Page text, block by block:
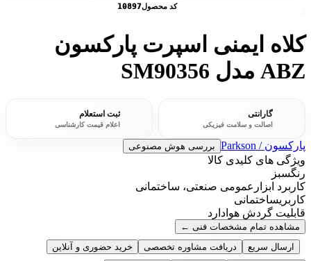
کد محصول10897
کلاه ایمنی اسپرت پارکسون
ABZ مدل SM90356
گارانتی
اصالت و سلامت فیزیکی
ثبت استعلام
اعلام قیمت کارشناسی
پارکسون / Parkson بررسی هوش مصنوعی
ویژگی های کلیدی کالا
رنگسبز
کاربرد ابزار عمومی صنعتی، ساختمانی
کاربریساختمانی
قابلیت گردش هوا دارد
مشاهده تمام مشخصات فنی ←
ارسال سریع
دریافت مشاوره تخصصی
خرید حضوری و آنلاین